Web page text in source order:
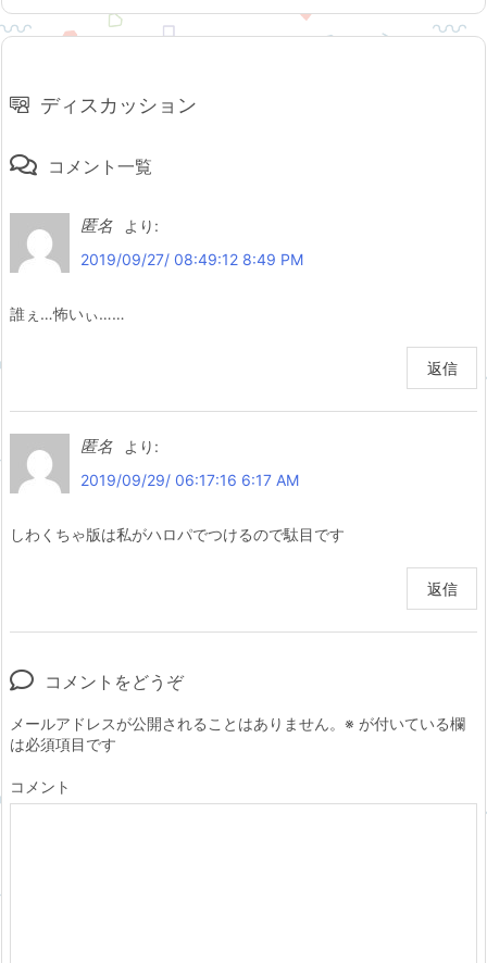
ディスカッション
コメント一覧
匿名
より:
2019/09/27/ 08:49:12 8:49 PM
誰ぇ…怖いぃ……
返信
匿名
より:
2019/09/29/ 06:17:16 6:17 AM
しわくちゃ版は私がハロパでつけるので駄目です
返信
コメントをどうぞ
メールアドレスが公開されることはありません。 ※ が付いている欄
は必須項目です
コメント